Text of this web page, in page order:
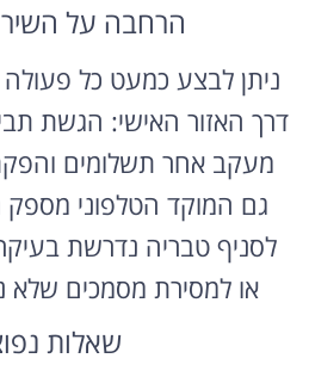
הרחבה על
ניתן לבצע כמעט כל פעולה
דרך האזור האישי: הגשת
מעקב אחר תשלומים
גם המוקד הטלפוני
לסניף טבריה נדרשת בעיקר
או למסירת מסמכים שלא
שאלות